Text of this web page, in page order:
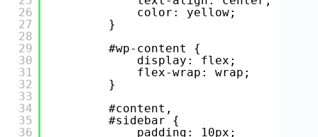
26
27
28
29
30
31
32
33
34
35
36
color: yellow;
}
#wp-content {
display: flex;
flex-wrap: wrap;
}
#content,
#sidebar {
padding: 10px;